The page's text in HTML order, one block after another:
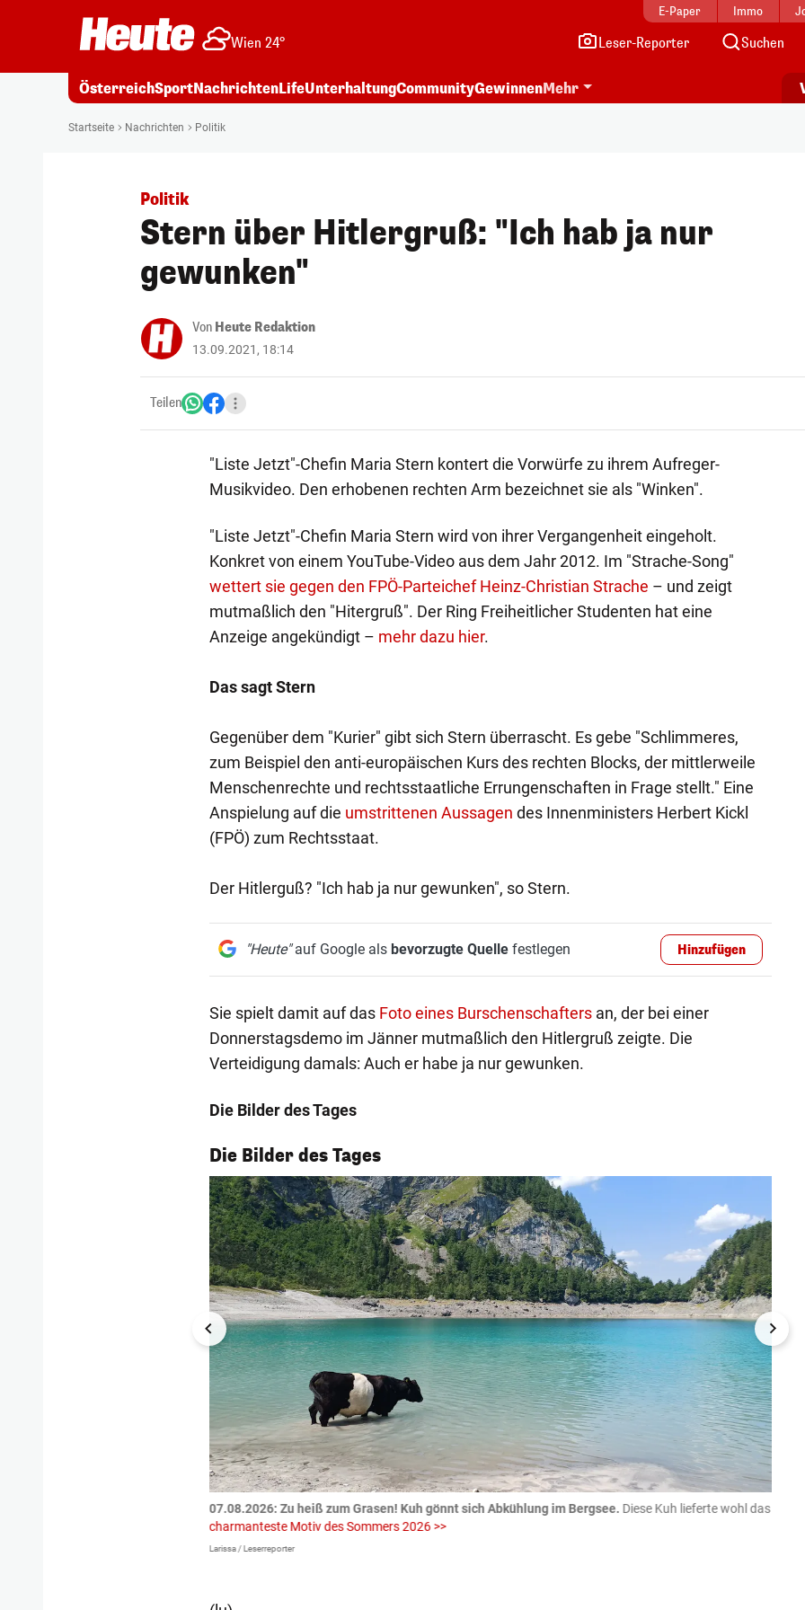
E-Paper Immo
Wien 24° Leser-Reporter Suchen
ÖsterreichSportNachrichtenLifeUnterhaltungCommunityGewinnenMehr
Startseite Nachrichten Politik
Politik
Stern über Hitlergruß: "Ich hab ja nur
gewunken"
Von Heute Redaktion
13.09.2021, 18:14
Teilen
"Liste Jetzt"-Chefin Maria Stern kontert die Vorwürfe zu ihrem Aufreger-
Musikvideo. Den erhobenen rechten Arm bezeichnet sie als "Winken".
"Liste Jetzt"-Chefin Maria Stern wird von ihrer Vergangenheit eingeholt.
Konkret von einem YouTube-Video aus dem Jahr 2012. Im "Strache-Song"
wettert sie gegen den FPÖ-Parteichef Heinz-Christian Strache – und zeigt
mutmaßlich den "Hitergruß". Der Ring Freiheitlicher Studenten hat eine
Anzeige angekündigt – mehr dazu hier.
Das sagt Stern
Gegenüber dem "Kurier" gibt sich Stern überrascht. Es gebe "Schlimmeres,
zum Beispiel den anti-europäischen Kurs des rechten Blocks, der mittlerweile
Menschenrechte und rechtsstaatliche Errungenschaften in Frage stellt." Eine
Anspielung auf die umstrittenen Aussagen des Innenministers Herbert Kickl
(FPÖ) zum Rechtsstaat.
Der Hitlerguß? "Ich hab ja nur gewunken", so Stern.
"Heute"auf Google als bevorzugte Quellefestlegen Hinzufügen
Sie spielt damit auf das Foto eines Burschenschaftersan, der bei einer
Donnerstagsdemo im Jänner mutmaßlich den Hitlergruß zeigte. Die
Verteidigung damals: Auch er habe ja nur gewunken.
Die Bilder des Tages
Die Bilder des Tages
1/55
07.08.2026: Zu heiß zum Grasen! Kuh gönnt sich Abkühlung im Bergsee. Diese Kuh lieferte wohl das
charmanteste Motiv des Sommers 2026 >>
Larissa / Leserreporter